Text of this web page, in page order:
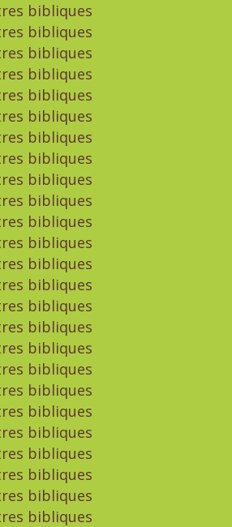
bibliques
bibliques
bibliques
bibliques
bibliques
bibliques
bibliques
bibliques
bibliques
bibliques
bibliques
bibliques
bibliques
bibliques
bibliques
bibliques
bibliques
bibliques
bibliques
bibliques
bibliques
bibliques
bibliques
bibliques
bibliques